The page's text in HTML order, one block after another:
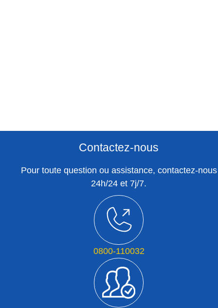
Contactez-nous
Pour toute question ou assistance, contactez-nous
24h/24 et 7j/7.
0800-110032